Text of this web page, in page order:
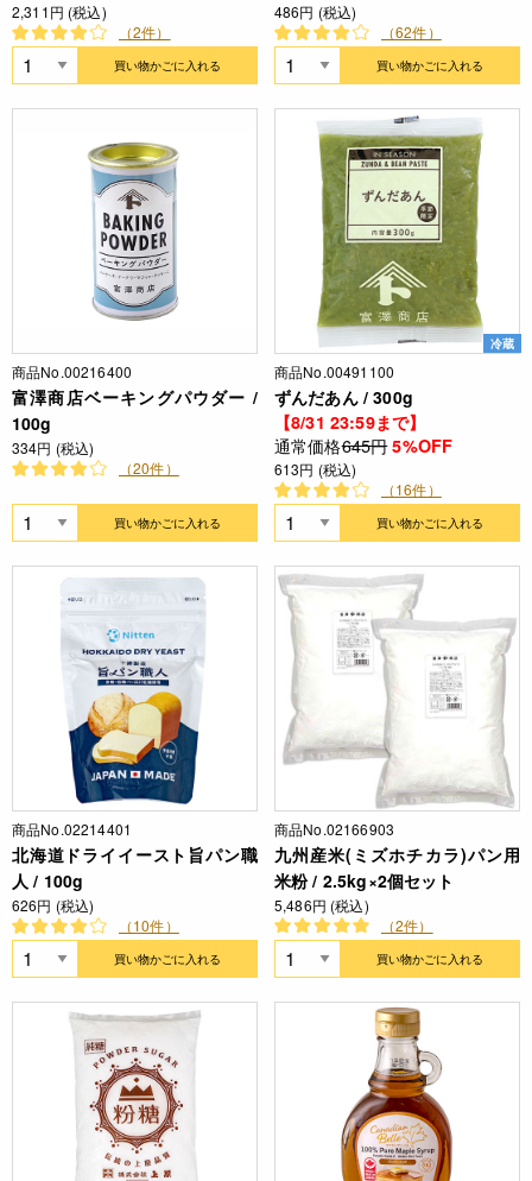
2,311円 (税込)
（2件）
買い物かごに入れる
486円 (税込)
（62件）
買い物かごに入れる
商品No.00216400
富澤商店ベーキングパウダー /
100g
334円 (税込)
（20件）
買い物かごに入れる
冷蔵
商品No.00491100
ずんだあん / 300g
【8/31 23:59まで】
通常価格645円 5%OFF
613円 (税込)
（16件）
買い物かごに入れる
商品No.02214401
北海道ドライイースト旨パン職
人 / 100g
626円 (税込)
（10件）
買い物かごに入れる
商品No.02166903
九州産米(ミズホチカラ)パン用
米粉 / 2.5kg×2個セット
5,486円 (税込)
（2件）
買い物かごに入れる